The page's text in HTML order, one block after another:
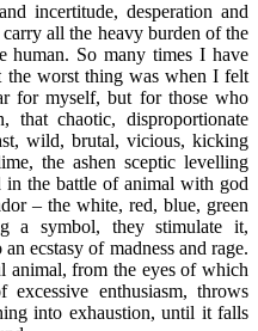
incertitude, desperation and
all the heavy burden of the
human. So many times I have
worst thing was when I felt
for myself, but for those who
that chaotic, disproportionate
wild, brutal, vicious, kicking
the ashen sceptic levelling
the battle of animal with god
– the white, red, blue, green
a symbol, they stimulate it,
ecstasy of madness and rage.
animal, from the eyes of which
enthusiasm, throws
into exhaustion, until it falls